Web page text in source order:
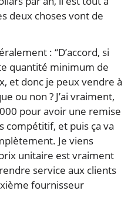
deux choses vont de
: “D’accord, si
quantité minimum de
et donc je peux vendre à
ou non ? J’ai vraiment,
pour avoir une remise
compétitif, et puis ça va
Je viens
unitaire est vraiment
service aux clients
fournisseur